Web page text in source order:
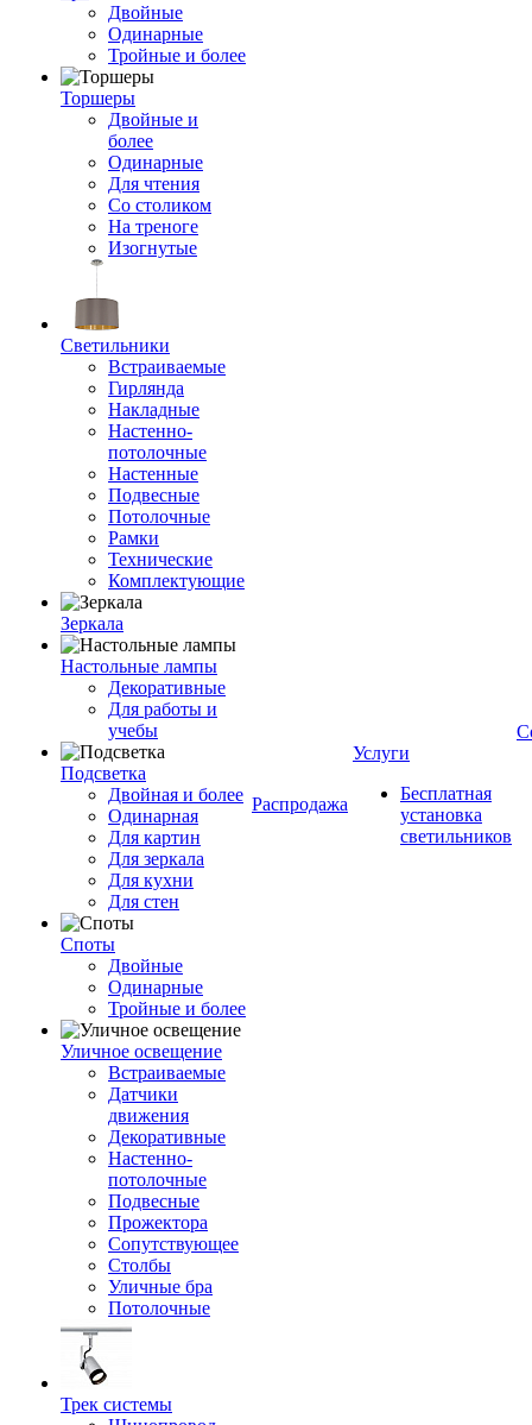
Двойные
Одинарные
Тройные и более
Торшеры
Двойные и
более
Одинарные
Для чтения
Со столиком
На треноге
Изогнутые
Светильники
Встраиваемые
Гирлянда
Накладные
Настенно-
потолочные
Настенные
Подвесные
Потолочные
Рамки
Технические
Комплектующие
Зеркала
Настольные лампы
Декоративные
Для работы и
учебы
Подсветка
Двойная и более
Одинарная
Для картин
Для зеркала
Для кухни
Для стен
Споты
Двойные
Одинарные
Тройные и более
Уличное освещение
Встраиваемые
Датчики
движения
Декоративные
Настенно-
потолочные
Подвесные
Прожектора
Сопутствующее
Столбы
Уличные бра
Потолочные
Трек системы
Распродажа
Услуги
Бесплатная
установка
светильников